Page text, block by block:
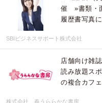
催 »書類・
履歴書写真
SBIビジネスサポート株式会社
店舗向け雑
読み放題ス
の複合カフ
株式会社 春うららかな書房